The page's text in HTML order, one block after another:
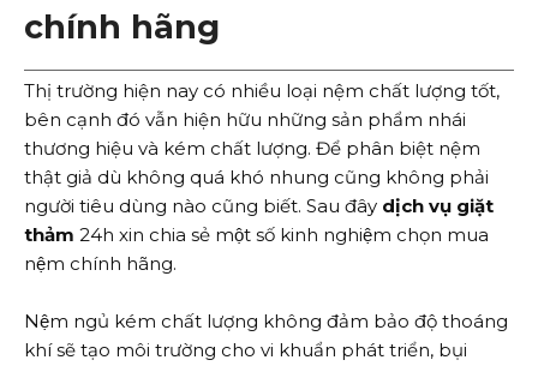
chính hãng
Thị trường hiện nay có nhiều loại nệm chất lượng tốt,
bên cạnh đó vẫn hiện hữu những sản phẩm nhái
thương hiệu và kém chất lượng. Để phân biệt nệm
thật giả dù không quá khó nhung cũng không phải
người tiêu dùng nào cũng biết. Sau đây dịch vụ giặt
thảm 24h xin chia sẻ một số kinh nghiệm chọn mua
nệm chính hãng.
Nệm ngủ kém chất lượng không đảm bảo độ thoáng
khí sẽ tạo môi trường cho vi khuẩn phát triển, bụi